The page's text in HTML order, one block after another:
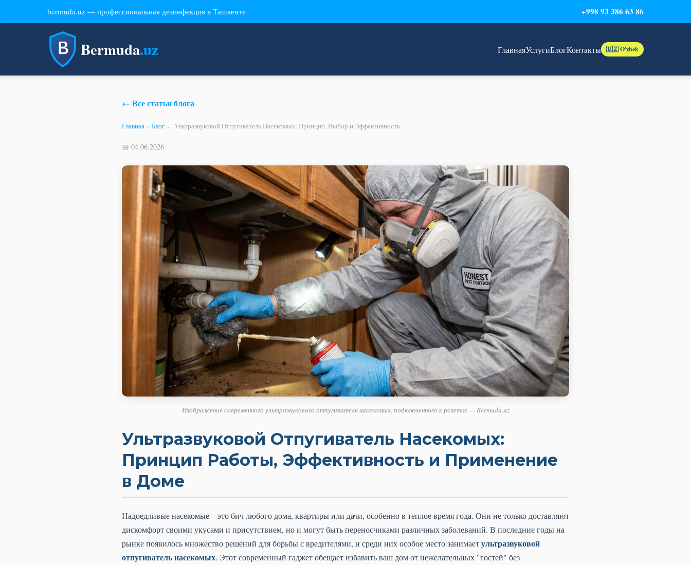
bermuda.uz — профессиональная дезинфекция в Ташкенте +998 93 386 63 86
Bermuda.uz ГлавнаяУслугиБлогКонтакты 🇺🇿 O'zbek
← Все статьи блога
Главная › Блог › Ультразвуковой Отпугиватель Насекомых: Принцип, Выбор и Эффективность
📅 04.06.2026
Изображение современного ультразвукового отпугивателя насекомых, подключенного к розетке — Bermuda.uz
Ультразвуковой Отпугиватель Насекомых:
Принцип Работы, Эффективность и Применение
в Доме
Надоедливые насекомые – это бич любого дома, квартиры или дачи, особенно в теплое время года. Они не только доставляют
дискомфорт своими укусами и присутствием, но и могут быть переносчиками различных заболеваний. В последние годы на
рынке появилось множество решений для борьбы с вредителями, и среди них особое место занимаетультразвуковой
отпугиватель насекомых. Этот современный гаджет обещает избавить ваш дом от нежелательных "гостей" без